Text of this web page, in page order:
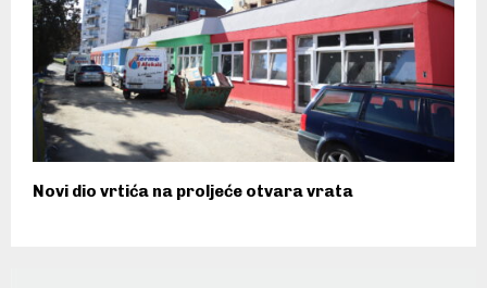
Novi dio vrtića na proljeće otvara vrata